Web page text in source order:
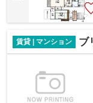
賃貸 | マンション ブ